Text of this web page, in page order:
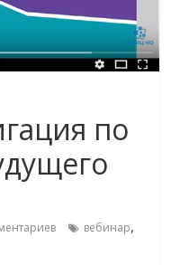
по
вебинар,